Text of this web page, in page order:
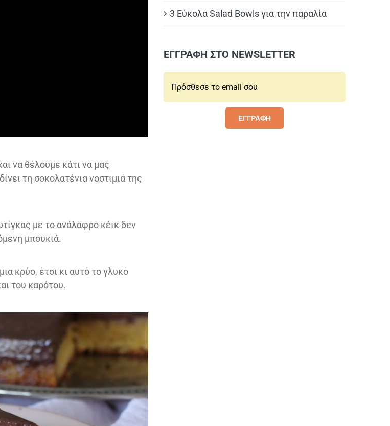
να θέλουμε κάτι να μας
τη σοκολατένια νοστιμιά της
με το ανάλαφρο κέικ δεν
μπουκιά.
κρύο, έτσι κι αυτό το γλυκό
του καρότου.
3 Εύκολα Salad Bowls για την παραλία
ΕΓΓΡΑΦΗ ΣΤΟ NEWSLETTER
ΕΓΓΡΑΦΗ